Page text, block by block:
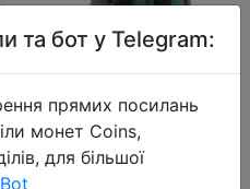
та бот у Telegram:
прямих посилань
монет Coins,
для більшої